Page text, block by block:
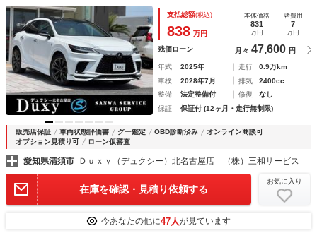
パノラマルーフ デジタルミラー 前後方ドライブレコーダ
ー 輻射ヒーター後席電動シート 寒冷地仕様 パノラマビュ
ー
支払総額(税込)
838 万円
本体価格
831
万円
諸費用
7
万円
残価ローン 月々 47,600 円
年式 2025年 走行
0.9万km
車検
2028年7月 排気
2400cc
整備
法定整備付 修復
なし
保証
保証付 (12ヶ月・走行無制限)
販売店保証 車両状態評価書 グー鑑定 OBD診断済み
オンライン商談可
オプション見積り可
ローン仮審査
愛知県清須市 Ｄｕｘｙ（デュクシー）北名古屋店 （株）三和サービス
在庫を確認・見積り依頼する
お気に入り
今あなたの他に47人が見ています